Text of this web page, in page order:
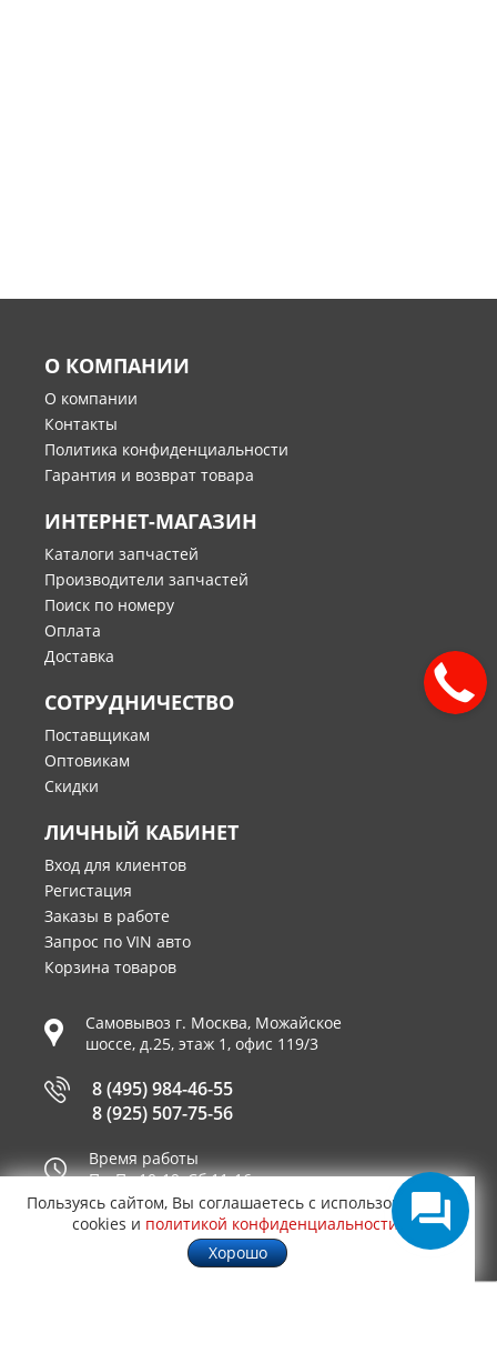
О КОМПАНИИ
О компании
Контакты
Политика конфиденциальности
Гарантия и возврат товара
ИНТЕРНЕТ-МАГАЗИН
Каталоги запчастей
Производители запчастей
Поиск по номеру
Оплата
Доставка
СОТРУДНИЧЕСТВО
Поставщикам
Оптовикам
Скидки
ЛИЧНЫЙ КАБИНЕТ
Вход для клиентов
Регистация
Заказы в работе
Запрос по VIN авто
Корзина товаров
Самовывоз г. Москва, Можайское
шоссе, д.25, этаж 1, офис 119/3
8 (495) 984-46-55
8 (925) 507-75-56
Время работы
Пн-Пт 10-19, Сб 11-16
Принимаем к оплате
Пользуясь сайтом, Вы соглашаетесь с использованием
cookies и политикой конфиденциальности
Хорошо